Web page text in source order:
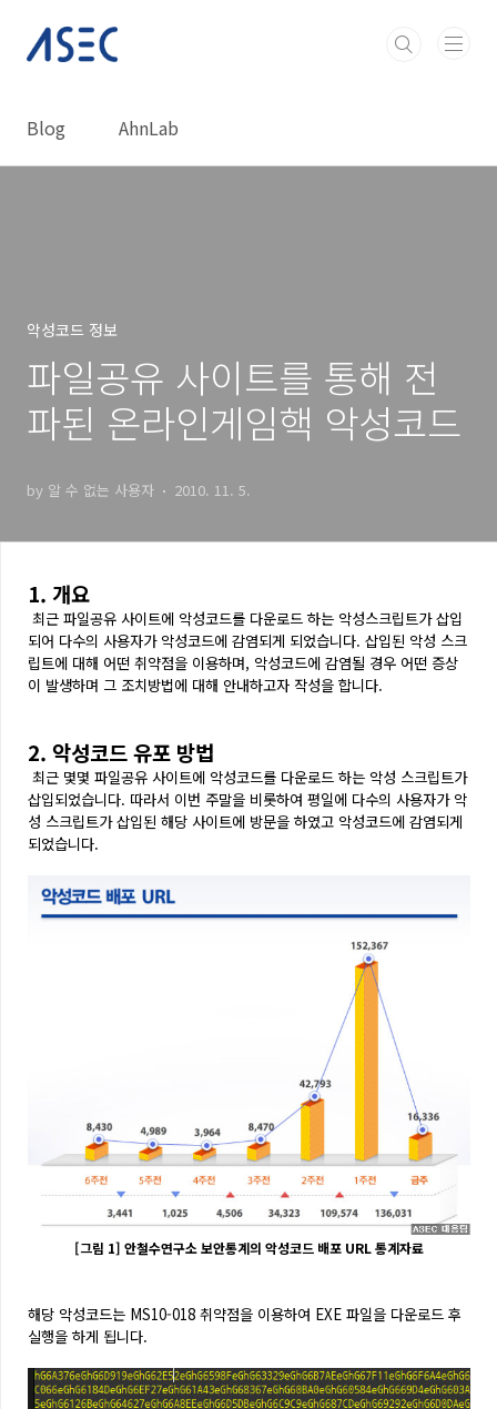
Blog AhnLab
악성코드 정보
파일공유 사이트를 통해 전
파된 온라인게임핵 악성코드
by 알 수 없는 사용자 2010. 11. 5.
1. 개요
최근 파일공유 사이트에 악성코드를 다운로드 하는 악성스크립트가 삽입
되어 다수의 사용자가 악성코드에 감염되게 되었습니다. 삽입된 악성 스크
립트에 대해 어떤 취약점을 이용하며, 악성코드에 감염될 경우 어떤 증상
이 발생하며 그 조치방법에 대해 안내하고자 작성을 합니다.
2. 악성코드 유포 방법
최근 몇몇 파일공유 사이트에 악성코드를 다운로드 하는 악성 스크립트가
삽입되었습니다. 따라서 이번 주말을 비롯하여 평일에 다수의 사용자가 악
성 스크립트가 삽입된 해당 사이트에 방문을 하였고 악성코드에 감염되게
되었습니다.
[그림 1] 안철수연구소 보안통계의 악성코드 배포 URL 통계자료
해당 악성코드는 MS10-018 취약점을 이용하여 EXE 파일을 다운로드 후
실행을 하게 됩니다.